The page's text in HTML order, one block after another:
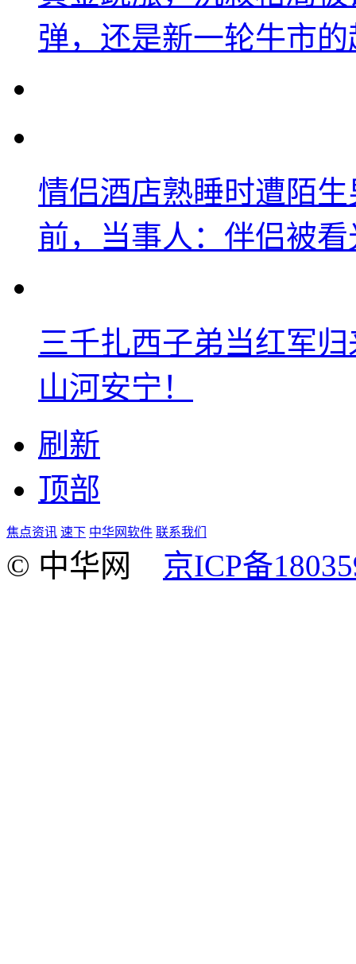
弹，还是新一轮牛市
情侣酒店熟睡时遭陌
前，当事人：伴侣被看
三千扎西子弟当红军
山河安宁！
刷新
顶部
焦点资讯 速下 中华网软件 联系我们
© 中华网 京ICP备